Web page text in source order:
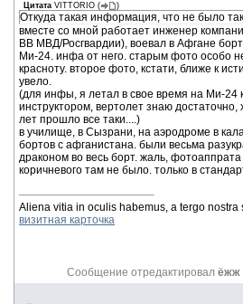
Цитата VITTORIO ( )
Откуда такая информация, что не было
вместе со мной работает инженер
ВВ МВД/Росгвардии), воевал в Афгане
Ми-24. инфа от него. старым фото особо
красноту. второе фото, кстати, ближе к
увело.
(для инфы, я летал в свое время на Ми-24
инструктором, вертолет знаю
лет прошло все таки....)
в училище, в Сызрани, на аэродроме в
бортов с афганистана. были весьма
драконом во весь борт. жаль,
коричневого там не было. только в
Aliena vitia in oculis habemus, a tergo nostra
визитная карточка
Сообщение отредактировал ёжж